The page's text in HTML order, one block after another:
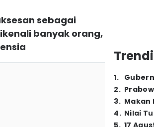
sebagai
banyak orang,
1.
2.
3. Makan
4. Nilai
5. 17